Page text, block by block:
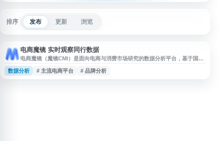
排序 发布 更新 浏览
电商魔镜 实时观察同行数据
电商魔镜（魔镜CMI）是面向电商与消费市场研究的数据分析平台，基于国内
外电商数据、消费者评论和社媒文本，提供市场洞察、品牌分析、品类调研、
消费者研究等服务。平台覆盖主流电商及海外电商数据，帮助用户观察同行动
数据分析 # 主流电商平台 # 品牌分析